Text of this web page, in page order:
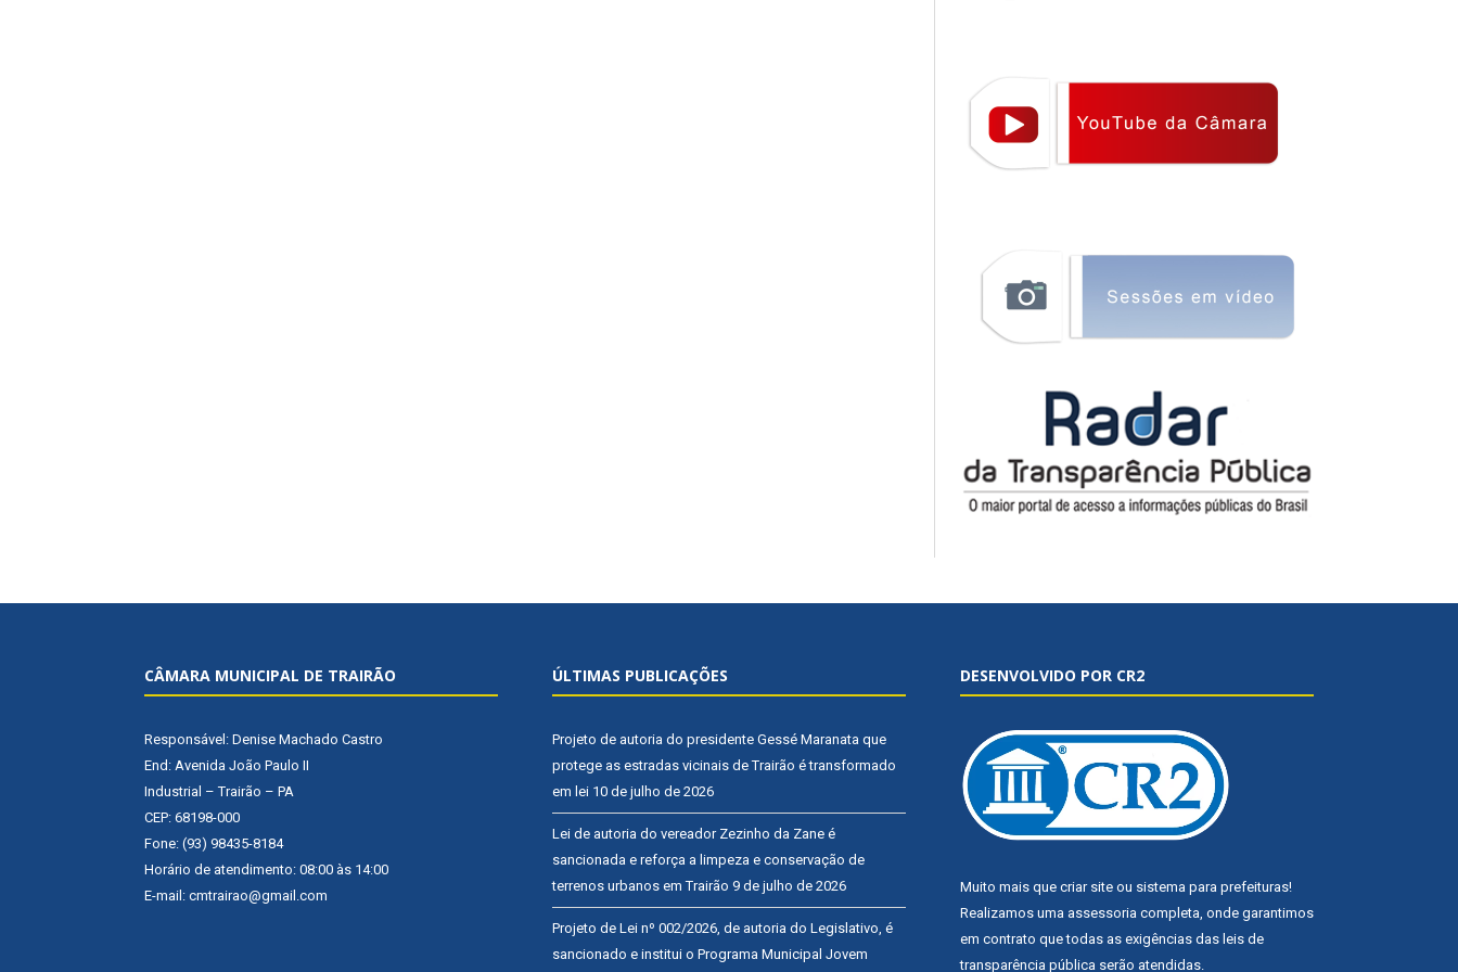
CÂMARA MUNICIPAL DE TRAIRÃO
Responsável: Denise Machado Castro
End: Avenida João Paulo II
Industrial – Trairão – PA
CEP: 68198-000
Fone: (93) 98435-8184
Horário de atendimento: 08:00 às 14:00
E-mail: cmtrairao@gmail.com
ÚLTIMAS PUBLICAÇÕES
Projeto de autoria do presidente Gessé Maranata que
protege as estradas vicinais de Trairão é transformado
em lei 10 de julho de 2026
Lei de autoria do vereador Zezinho da Zane é
sancionada e reforça a limpeza e conservação de
terrenos urbanos em Trairão 9 de julho de 2026
Projeto de Lei nº 002/2026, de autoria do Legislativo, é
sancionado e institui o Programa Municipal Jovem
DESENVOLVIDO POR CR2
Muito mais que criar site ou sistema para prefeituras!
Realizamos uma assessoria completa, onde garantimos
em contrato que todas as exigências das leis de
transparência pública serão atendidas.